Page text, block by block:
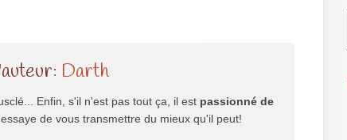
Darth
Enfin, s'il n'est pas tout ça, il est passionné de
essaye de vous transmettre du mieux qu'il peut!